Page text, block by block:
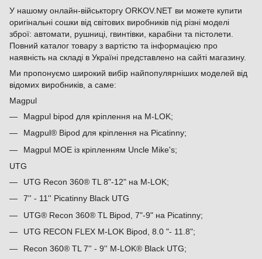
У нашому онлайн-військторгу ORKOV.NET ви можете купити
оригінальні сошки від світових виробників під різні моделі
зброї: автомати, рушниці, гвинтівки, карабіни та пістолети.
Повний каталог товару з вартістю та інформацією про
наявність на складі в Україні представлено на сайті магазину.
Ми пропонуємо широкий вибір найпопулярніших моделей від
відомих виробників, а саме:
Magpul
Magpul bipod для кріплення на M-LOK;
Magpul® Bipod для кріплення на Picatinny;
Magpul MOE із кріпленням Uncle Mike's;
UTG
UTG Recon 360® TL 8"-12" на M-LOK;
7'' - 11'' Picatinny Black UTG
UTG® Recon 360® TL Bipod, 7"-9" на Picatinny;
UTG RECON FLEX M-LOK Bipod, 8.0 "- 11.8";
Recon 360® TL 7'' - 9'' M-LOK® Black UTG;